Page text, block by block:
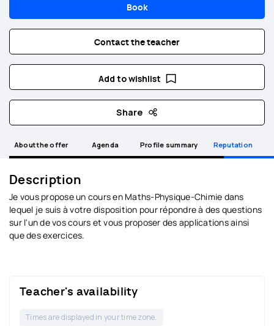
Book
Contact the teacher
Add to wishlist
Share
About the offer Agenda Profile summary Reputation
Description
Je vous propose un cours en Maths-Physique-Chimie dans
lequel je suis à votre disposition pour répondre à des questions
sur l'un de vos cours et vous proposer des applications ainsi
que des exercices.
Teacher's availability
Times are displayed in your time zone.